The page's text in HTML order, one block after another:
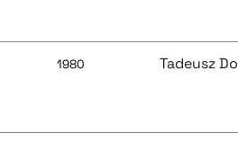
1980 Tadeusz